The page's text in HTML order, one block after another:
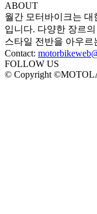
ABOUT
월간 모터바이크는
입니다. 다양한 장르
스타일 전반을 아우
Contact:
FOLLOW US
© Copyright